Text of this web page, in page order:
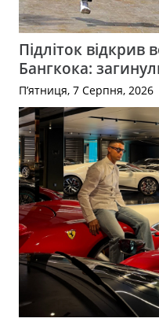
Підліток відкрив
Бангкока:
П’ятниця, 7 Серпня, 2026